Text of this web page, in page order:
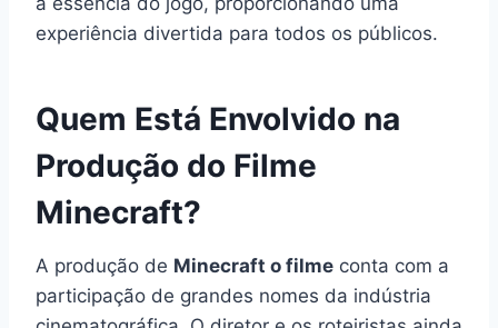
experiência divertida para todos os públicos.
Quem Está Envolvido na
Produção do Filme
Minecraft?
A produção de Minecraft o filme conta com a
participação de grandes nomes da indústria